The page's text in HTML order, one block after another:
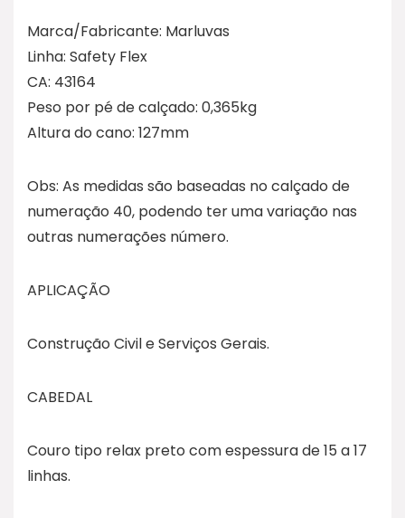
Marca/Fabricante: Marluvas
Linha: Safety Flex
CA: 43164
Peso por pé de calçado: 0,365kg
Altura do cano: 127mm
Obs: As medidas são baseadas no calçado de
numeração 40, podendo ter uma variação nas
outras numerações número.
APLICAÇÃO
Construção Civil e Serviços Gerais.
CABEDAL
Couro tipo relax preto com espessura de 15 a 17
linhas.